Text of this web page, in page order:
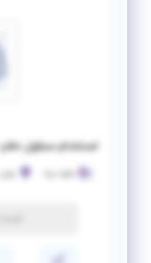
استخدام مسئول دفتر